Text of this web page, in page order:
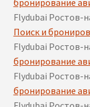
Flydubai Ростов-
Поиск и
Flydubai Ростов-
бронирование
Flydubai Ростов-
бронирование